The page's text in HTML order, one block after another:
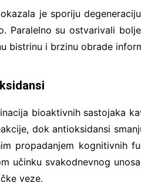
je sporiju
Paralelno su ostvarivali
bistrinu i brzinu obrade
bioaktivnih sastojaka
dok antioksidansi
propadanjem kognitivnih
učinku svakodnevnog
veze.